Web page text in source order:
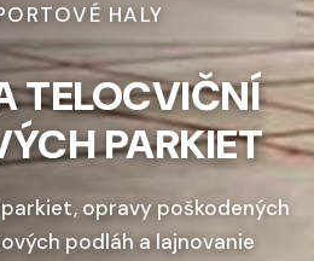
HALY
TELOCVIČNÍ
PARKIET
opravy poškodených
podláh a lajnovanie